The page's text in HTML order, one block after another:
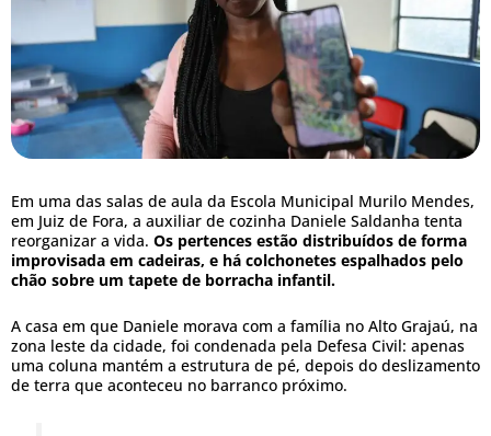
Em uma das salas de aula da Escola Municipal Murilo Mendes,
em Juiz de Fora, a auxiliar de cozinha Daniele Saldanha tenta
reorganizar a vida. Os pertences estão distribuídos de forma
improvisada em cadeiras, e há colchonetes espalhados pelo
chão sobre um tapete de borracha infantil.
A casa em que Daniele morava com a família no Alto Grajaú, na
zona leste da cidade, foi condenada pela Defesa Civil: apenas
uma coluna mantém a estrutura de pé, depois do deslizamento
de terra que aconteceu no barranco próximo.